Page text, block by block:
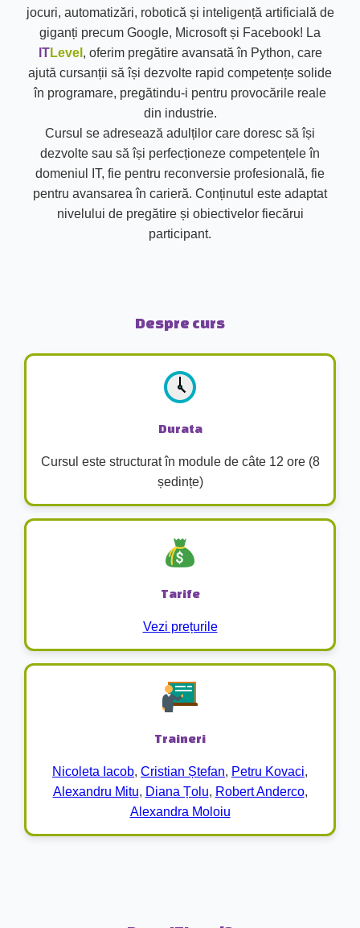
jocuri, automatizări, robotică și inteligență artificială de
giganți precum Google, Microsoft și Facebook! La
ITLevel , oferim pregătire avansată în Python, care
ajută cursanții să își dezvolte rapid competențe solide
în programare, pregătindu-i pentru provocările reale
din industrie.
Cursul se adresează adulților care doresc să își
dezvolte sau să își perfecționeze competențele în
domeniul IT, fie pentru reconversie profesională, fie
pentru avansarea în carieră. Conținutul este adaptat
nivelului de pregătire și obiectivelor fiecărui
participant.
Despre curs
Durata
Cursul este structurat în module de câte 12 ore (8
ședințe)
Tarife
Vezi prețurile
Traineri
Nicoleta Iacob, Cristian Ștefan, Petru Kovaci,
Alexandru Mitu, Diana Țolu, Robert Anderco,
Alexandra Moloiu